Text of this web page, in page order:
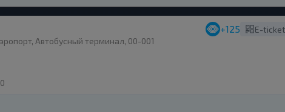
Автобусный терминал, 00-001
+125 E-ticket